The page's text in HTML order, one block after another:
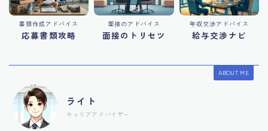
書類作成アドバイス
応募書類攻略
面接のアドバイス
面接のトリセツ
年収交渉アドバイス
給与交渉ナビ
ABOUT ME
ライト
キャリアアドバイザー